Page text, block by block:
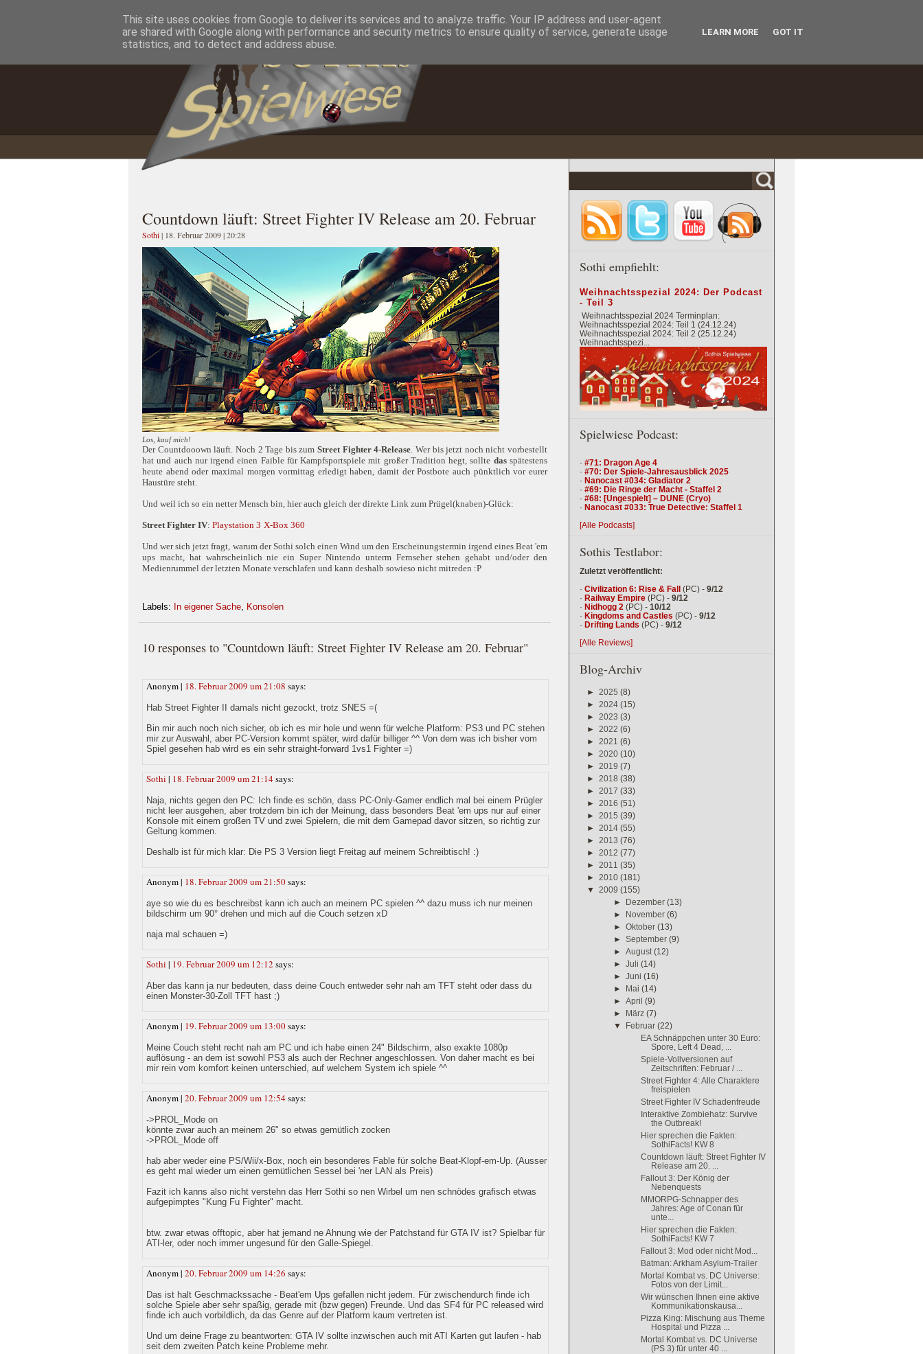
Home Impressum Datenschutzererklärung
Countdown läuft: Street Fighter IV Release am 20. Februar
Sothi| 18. Februar 2009 | 20:28
Los, kauf mich!
Der Countdooown läuft. Noch 2 Tage bis zum Street Fighter 4-Release. Wer bis jetzt noch nicht vorbestellt
hat und auch nur irgend einen Faible für Kampfsportspiele mit großer Tradition hegt, sollte dasspätestens
heute abend oder maximal morgen vormittag erledigt haben, damit der Postbote auch pünktlich vor eurer
Haustüre steht.
Und weil ich so ein netter Mensch bin, hier auch gleich der direkte Link zum Prügel(knaben)-Glück:
Street Fighter IV: Playstation 3 X-Box 360
Und wer sich jetzt fragt, warum der Sothi solch einen Wind um den Erscheinungstermin irgend eines Beat 'em
ups macht, hat wahrscheinlich nie ein Super Nintendo unterm Fernseher stehen gehabt und/oder den
Medienrummel der letzten Monate verschlafen und kann deshalb sowieso nicht mitreden :P
Labels: In eigener Sache, Konsolen
10 responses to "Countdown läuft: Street Fighter IV Release am 20. Februar"
Anonym | 18. Februar 2009 um 21:08 says:
Hab Street Fighter II damals nicht gezockt, trotz SNES =(
Bin mir auch noch nich sicher, ob ich es mir hole und wenn für welche Platform: PS3 und PC stehen
mir zur Auswahl, aber PC-Version kommt später, wird dafür billiger ^^ Von dem was ich bisher vom
Spiel gesehen hab wird es ein sehr straight-forward 1vs1 Fighter =)
Sothi | 18. Februar 2009 um 21:14says:
Naja, nichts gegen den PC: Ich finde es schön, dass PC-Only-Gamer endlich mal bei einem Prügler
nicht leer ausgehen, aber trotzdem bin ich der Meinung, dass besonders Beat 'em ups nur auf einer
Konsole mit einem großen TV und zwei Spielern, die mit dem Gamepad davor sitzen, so richtig zur
Geltung kommen.
Deshalb ist für mich klar: Die PS 3 Version liegt Freitag auf meinem Schreibtisch! :)
Anonym | 18. Februar 2009 um 21:50says:
aye so wie du es beschreibst kann ich auch an meinem PC spielen ^^ dazu muss ich nur meinen
bildschirm um 90° drehen und mich auf die Couch setzen xD
naja mal schauen =)
Sothi | 19. Februar 2009 um 12:12 says:
Aber das kann ja nur bedeuten, dass deine Couch entweder sehr nah am TFT steht oder dass du
einen Monster-30-Zoll TFT hast ;)
Anonym | 19. Februar 2009 um 13:00says:
Meine Couch steht recht nah am PC und ich habe einen 24" Bildschirm, also exakte 1080p
auflösung - an dem ist sowohl PS3 als auch der Rechner angeschlossen. Von daher macht es bei
mir rein vom komfort keinen unterschied, auf welchem System ich spiele ^^
Anonym | 20. Februar 2009 um 12:54says:
->PROL_Mode on
könnte zwar auch an meinem 26" so etwas gemütlich zocken
->PROL_Mode off
hab aber weder eine PS/Wii/x-Box, noch ein besonderes Fable für solche Beat-Klopf-em-Up. (Ausser
es geht mal wieder um einen gemütlichen Sessel bei 'ner LAN als Preis)
Fazit ich kanns also nicht verstehn das Herr Sothi so nen Wirbel um nen schnödes grafisch etwas
aufgepimptes "Kung Fu Fighter" macht.
btw. zwar etwas offtopic, aber hat jemand ne Ahnung wie der Patchstand für GTA IV ist? Spielbar für
ATI-ler, oder noch immer ungesund für den Galle-Spiegel.
Anonym | 20. Februar 2009 um 14:26 says:
Das ist halt Geschmackssache - Beat'em Ups gefallen nicht jedem. Für zwischendurch finde ich
solche Spiele aber sehr spaßig, gerade mit (bzw gegen) Freunde. Und das SF4 für PC released wird
finde ich auch vorbildlich, da das Genre auf der Platform kaum vertreten ist.
Und um deine Frage zu beantworten: GTA IV sollte inzwischen auch mit ATI Karten gut laufen - hab
seit dem zweiten Patch keine Probleme mehr.
Sothi empfiehlt:
Weihnachtsspezial 2024: Der Podcast
- Teil 3
Weihnachtsspezial 2024 Terminplan:
Weihnachtsspezial 2024: Teil 1 (24.12.24)
Weihnachtsspezial 2024: Teil 2 (25.12.24)
Weihnachtsspezi...
Spielwiese Podcast:
· #71: Dragon Age 4
· #70: Der Spiele-Jahresausblick 2025
· Nanocast #034: Gladiator 2
· #69: Die Ringe der Macht - Staffel 2
· #68: [Ungespielt] – DUNE (Cryo)
· Nanocast #033: True Detective: Staffel 1
[Alle Podcasts]
Sothis Testlabor:
Zuletzt veröffentlicht:
· Civilization 6: Rise & Fall (PC) - 9/12
· Railway Empire (PC) - 9/12
· Nidhogg 2 (PC) - 10/12
· Kingdoms and Castles (PC) - 9/12
· Drifting Lands (PC) - 9/12
[Alle Reviews]
Blog-Archiv
► 2025 (8)
► 2024 (15)
► 2023 (3)
► 2022 (6)
► 2021 (6)
► 2020 (10)
► 2019 (7)
► 2018 (38)
► 2017 (33)
► 2016 (51)
► 2015 (39)
► 2014 (55)
► 2013 (76)
► 2012 (77)
► 2011 (35)
► 2010 (181)
▼ 2009 (155)
► Dezember(13)
► November(6)
►Oktober(13)
► September(9)
► August(12)
►
Juli(14)
►
Juni(16)
► Mai(14)
► April(9)
► März(7)
▼ Februar(22)
EA Schnäppchen unter 30 Euro:
Spore, Left 4 Dead, ...
Spiele-Vollversionen auf
Zeitschriften: Februar / ...
Street Fighter 4: Alle Charaktere
freispielen
Street Fighter IV Schadenfreude
Interaktive Zombiehatz: Survive
the Outbreak!
Hier sprechen die Fakten:
SothiFacts! KW 8
Countdown läuft: Street Fighter IV
Release am 20. ...
Fallout 3: Der König der
Nebenquests
MMORPG-Schnapper des
Jahres: Age of Conan für
unte...
Hier sprechen die Fakten:
SothiFacts! KW 7
Fallout 3: Mod oder nicht Mod...
Batman: Arkham Asylum-Trailer
Mortal Kombat vs. DC Universe:
Fotos von der Limit...
Wir wünschen Ihnen eine aktive
Kommunikationskausa...
Pizza King: Mischung aus Theme
Hospital und Pizza ...
Mortal Kombat vs. DC Universe
(PS 3) für unter 40 ...
This site uses cookies from Google to deliver its services and to analyze traffic. Your IP address and user-agent
are shared with Google along with performance and security metrics to ensure quality of service, generate usage
statistics, and to detect and address abuse.
LEARN MORE GOT IT